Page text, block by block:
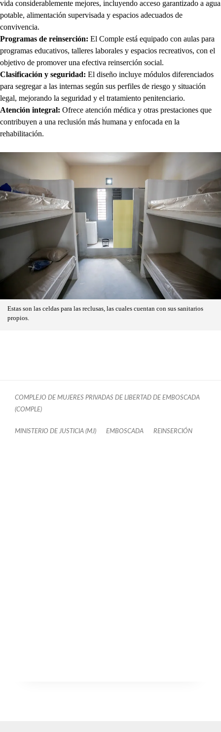
vida considerablemente mejores, incluyendo acceso garantizado a agua
potable, alimentación supervisada y espacios adecuados de
convivencia.
Programas de reinserción: El Comple está equipado con aulas para
programas educativos, talleres laborales y espacios recreativos, con el
objetivo de promover una efectiva reinserción social.
Clasificación y seguridad: El diseño incluye módulos diferenciados
para segregar a las internas según sus perfiles de riesgo y situación
legal, mejorando la seguridad y el tratamiento penitenciario.
Atención integral: Ofrece atención médica y otras prestaciones que
contribuyen a una reclusión más humana y enfocada en la
rehabilitación.
Estas son las celdas para las reclusas, las cuales cuentan con sus sanitarios
propios.
COMPLEJO DE MUJERES PRIVADAS DE LIBERTAD DE EMBOSCADA
(COMPLE)
MINISTERIO DE JUSTICIA (MJ) EMBOSCADA REINSERCIÓN